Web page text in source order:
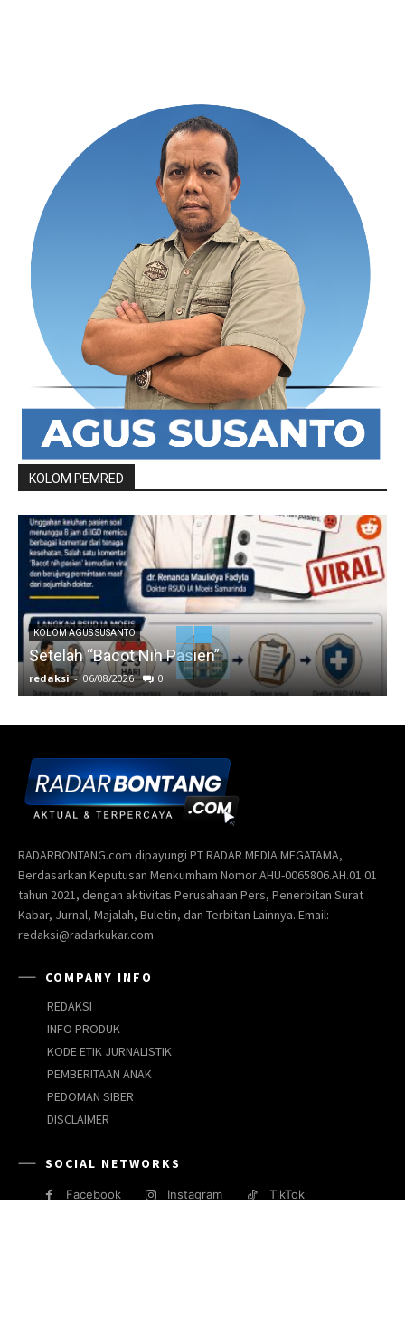
KOLOM PEMRED
KOLOM AGUS SUSANTO
Setelah “Bacot Nih Pasien”
redaksi - 06/08/2026 0
RADARBONTANG.com dipayungi PT RADAR MEDIA MEGATAMA,
Berdasarkan Keputusan Menkumham Nomor AHU-0065806.AH.01.01
tahun 2021, dengan aktivitas Perusahaan Pers, Penerbitan Surat
Kabar, Jurnal, Majalah, Buletin, dan Terbitan Lainnya. Email:
redaksi@radarkukar.com
COMPANY INFO
REDAKSI
INFO PRODUK
KODE ETIK JURNALISTIK
PEMBERITAAN ANAK
PEDOMAN SIBER
DISCLAIMER
SOCIAL NETWORKS
Facebook Instagram TikTok